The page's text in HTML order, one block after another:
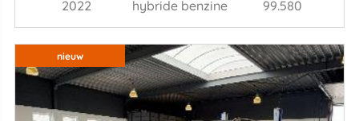
2022 hybride benzine 99.580
nieuw